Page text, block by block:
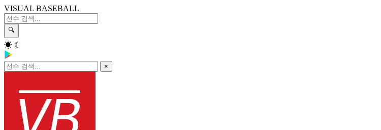
VISUAL BASEBALL
🔍
☀ ☾
×